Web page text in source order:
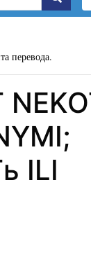
перевода.
ILI